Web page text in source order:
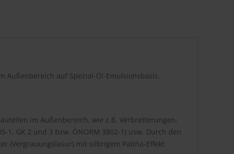
auf Spezial-Öl-Emulsionsbasis.
im Außenbereich, wie z.B. Verbretterungen,
1, GK 2 und 3 bzw. ÖNORM 3802-1) usw. Durch den
(Vergrauungslasur) mit silbrigem Patina-Effekt